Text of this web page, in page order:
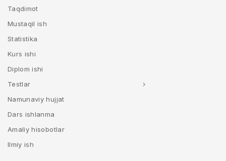
Taqdimot
Mustaqil ish
Statistika
Kurs ishi
Diplom ishi
Testlar
Namunaviy hujjat
Dars ishlanma
Amaliy hisobotlar
Ilmiy ish